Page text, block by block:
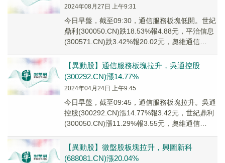
2024年08月27日 上午9:31
今日早盤，截至09:30，通信服務板塊低開。世紀
鼎利(300050.CN)跌18.53%報4.88元，平治信息
(300571.CN)跌3.42%報20.02元，奧維通信
【異動股】通信服務板塊拉升，吳通控股
(300292.CN)漲14.77%
2024年04月24日 上午9:45
今日早盤，截至09:45，通信服務板塊拉升。吳通
控股(300292.CN)漲14.77%報3.42元，世紀鼎利
(300050.CN)漲11.29%報3.55元，奧維通信
【異動股】微盤股板塊拉升，興圖新科
(688081.CN)漲20.04%